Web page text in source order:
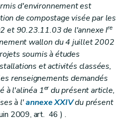
d'environnement est
de compostage visée par les
et 90.23.11.03 de l'annexe Ire
wallon du 4 juillet 2002
soumis à études
et activités classées,
renseignements demandés
à l'alinéa 1erdu présent article,
à l'annexe XXIVdu présent
2009, art. 46 ) .